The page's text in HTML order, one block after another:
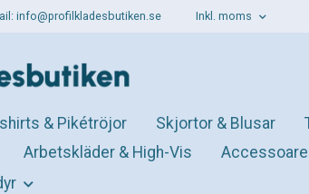
info@profilkladesbutiken.se Inkl. moms
& Pikétröjor Skjortor & Blusar
Arbetskläder & High-Vis